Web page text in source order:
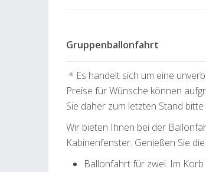
Gruppenballonfahrt
* Es handelt sich um eine
Preise für Wünsche können
Sie daher zum letzten Stand
Wir bieten Ihnen bei der
Kabinenfenster. Genießen Sie
Ballonfahrt für zwei. Im